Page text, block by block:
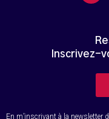
Inscrivez-
En m’inscrivant à la newsletter